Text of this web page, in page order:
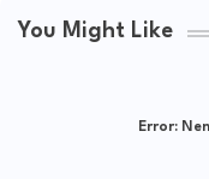
You Might Like
Error: